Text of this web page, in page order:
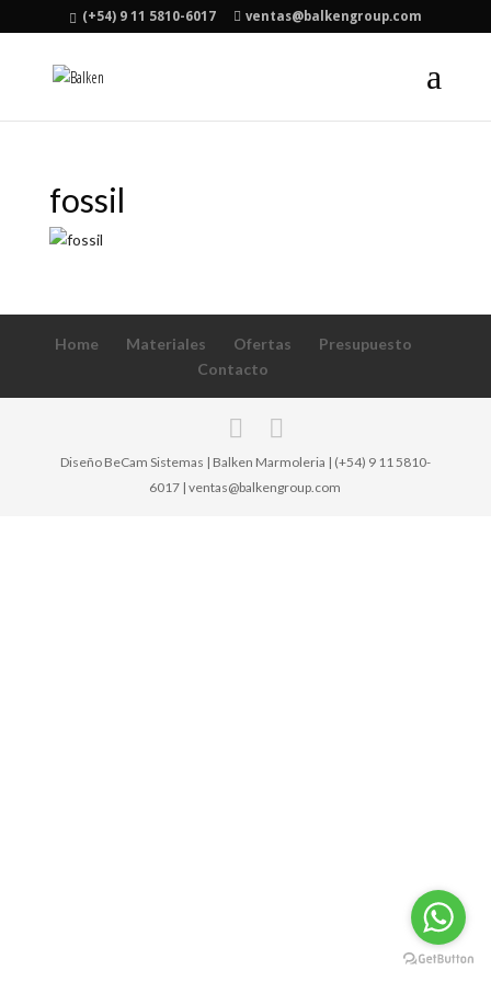
(+54) 9 11 5810-6017 ventas@balkengroup.com
fossil
Home Materiales Ofertas
Presupuesto
Contacto
Diseño BeCam Sistemas | Balken Marmoleria | (+54) 9 11 5810-
6017 | ventas@balkengroup.com